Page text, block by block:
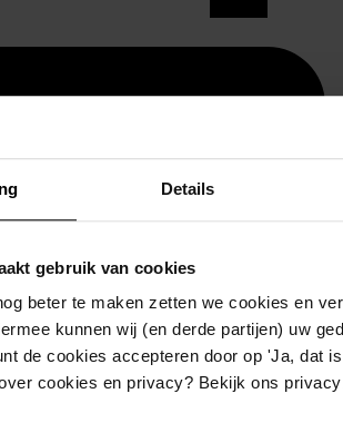
Details
gebruik van cookies
beter te maken zetten we cookies en
kunnen wij (en derde partijen) uw
de cookies accepteren door op 'Ja, dat
cookies en privacy? Bekijk ons